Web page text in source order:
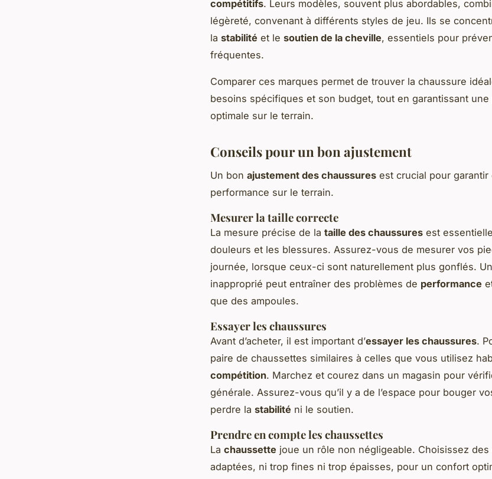
compétitifs. Leurs modèles, souvent plus abordables,
légèreté, convenant à différents styles de jeu. Ils se
la stabilité et le soutien de la cheville, essentiels pour
fréquentes.
Comparer ces marques permet de trouver la chaussure
besoins spécifiques et son budget, tout en garantissant une
optimale sur le terrain.
Conseils pour un bon ajustement
Un bon ajustement des chaussures est crucial pour
performance sur le terrain.
Mesurer la taille correcte
La mesure précise de la taille des chaussures est
douleurs et les blessures. Assurez-vous de mesurer vos
journée, lorsque ceux-ci sont naturellement plus gonflés.
inapproprié peut entraîner des problèmes de performance
que des ampoules.
Essayer les chaussures
Avant d’acheter, il est important d’essayer les chaussures.
paire de chaussettes similaires à celles que vous utilisez
compétition. Marchez et courez dans un magasin pour
générale. Assurez-vous qu’il y a de l’espace pour bouger
perdre la stabilité ni le soutien.
Prendre en compte les chaussettes
La chaussette joue un rôle non négligeable. Choisissez des
adaptées, ni trop fines ni trop épaisses, pour un confort